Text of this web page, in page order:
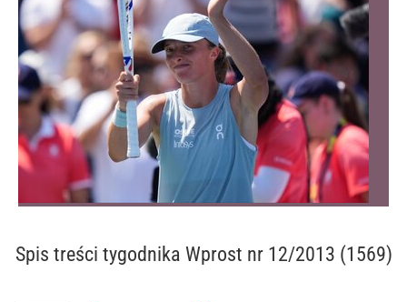
Spis treści tygodnika Wprost nr 12/2013 (1569)